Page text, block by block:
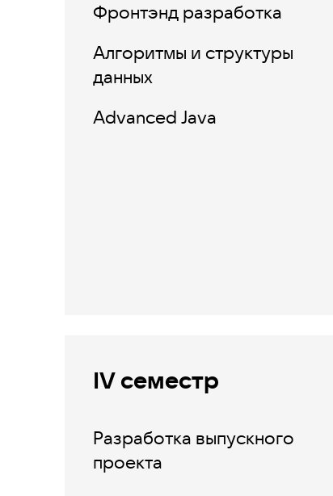
Фронтэнд разработка
Алгоритмы и структуры
данных
Advanced Java
IV семестр
Разработка выпускного
проекта